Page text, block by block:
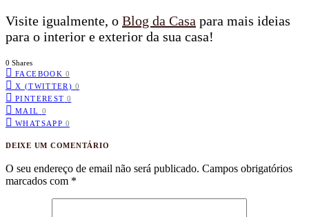
Visite igualmente, o Blog da Casa para mais ideias
para o interior e exterior da sua casa!
0 Shares
FACEBOOK 0
X (TWITTER) 0
PINTEREST 0
MAIL 0
WHATSAPP 0
DEIXE UM COMENTÁRIO
O seu endereço de email não será publicado. Campos obrigatórios
marcados com *